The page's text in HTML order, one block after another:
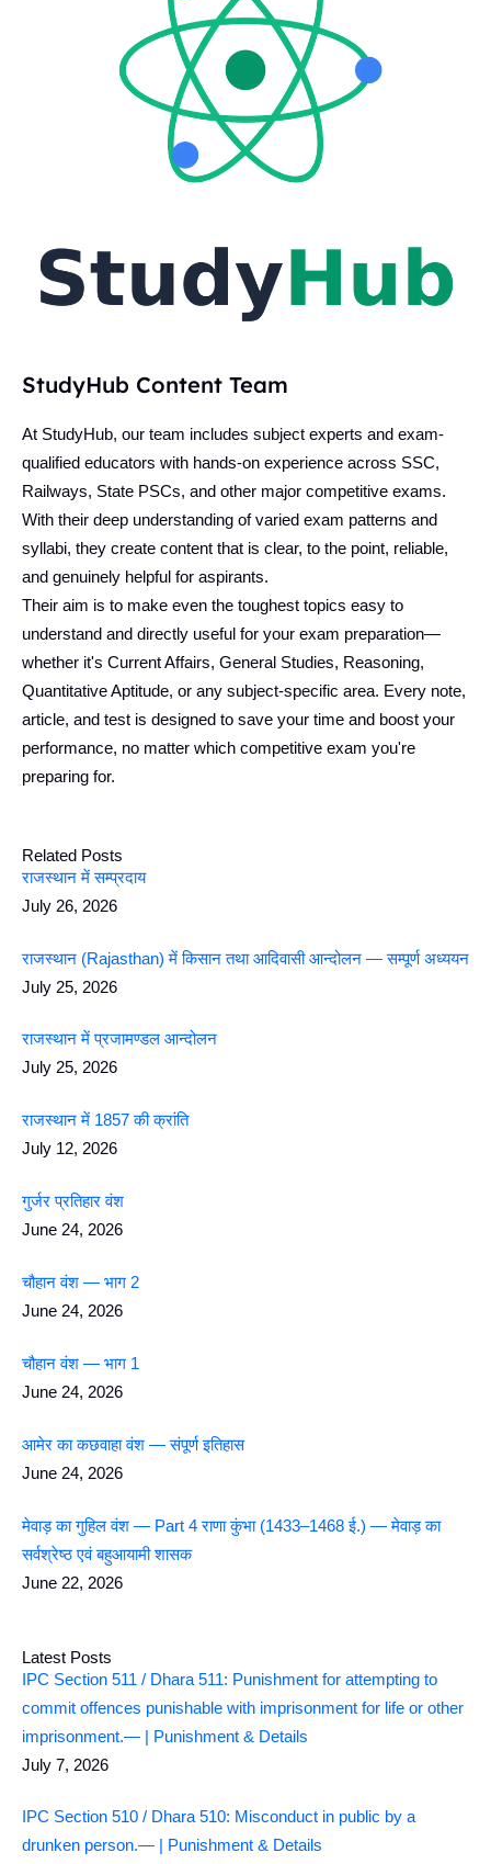
StudyHub Content Team
At StudyHub, our team includes subject experts and exam-
qualified educators with hands-on experience across SSC,
Railways, State PSCs, and other major competitive exams.
With their deep understanding of varied exam patterns and
syllabi, they create content that is clear, to the point, reliable,
and genuinely helpful for aspirants.
Their aim is to make even the toughest topics easy to
understand and directly useful for your exam preparation—
whether it's Current Affairs, General Studies, Reasoning,
Quantitative Aptitude, or any subject-specific area. Every note,
article, and test is designed to save your time and boost your
performance, no matter which competitive exam you're
preparing for.
Related Posts
राजस्थान में सम्प्रदाय
July 26, 2026
राजस्थान (Rajasthan) में किसान तथा आदिवासी आन्दोलन — सम्पूर्ण अध्ययन
July 25, 2026
राजस्थान में प्रजामण्डल आन्दोलन
July 25, 2026
राजस्थान में 1857 की क्रांति
July 12, 2026
गुर्जर प्रतिहार वंश
June 24, 2026
चौहान वंश — भाग 2
June 24, 2026
चौहान वंश — भाग 1
June 24, 2026
आमेर का कछवाहा वंश — संपूर्ण इतिहास
June 24, 2026
मेवाड़ का गुहिल वंश — Part 4 राणा कुंभा (1433–1468 ई.) — मेवाड़ का
सर्वश्रेष्ठ एवं बहुआयामी शासक
June 22, 2026
Latest Posts
IPC Section 511 / Dhara 511: Punishment for attempting to
commit offences punishable with imprisonment for life or other
imprisonment.— | Punishment & Details
July 7, 2026
IPC Section 510 / Dhara 510: Misconduct in public by a
drunken person.— | Punishment & Details